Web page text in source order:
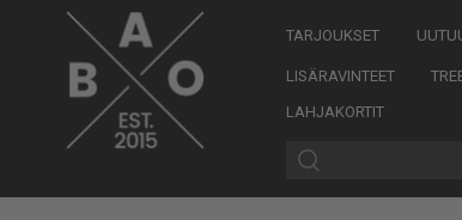
TARJOUKSET
LISÄRAVINTEET
LAHJAKORTIT